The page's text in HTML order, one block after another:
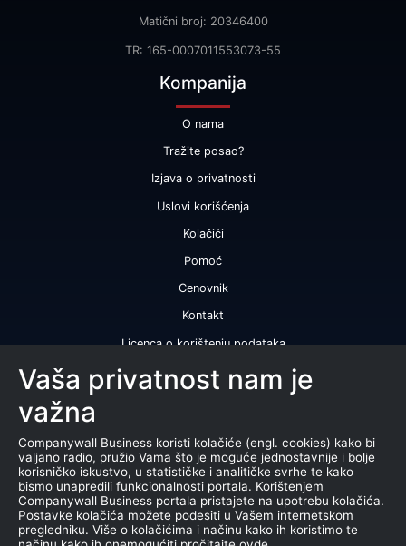
Matični broj: 20346400
TR: 165-0007011553073-55
Kompanija
O nama
Tražite posao?
Izjava o privatnosti
Uslovi korišćenja
Kolačići
Pomoć
Cenovnik
Kontakt
Licenca o korištenju podataka
Naše usluge
Bonitetni izveštaj
Sertifikat bonitetne izvrsnosti
Proizvodi
Saradnja sa registrom APR
Vaša privatnost nam je
važna
Companywall Business koristi kolačiće (engl. cookies) kako bi
valjano radio, pružio Vama što je moguće jednostavnije i bolje
korisničko iskustvo, u statističke i analitičke svrhe te kako
bismo unapredili funkcionalnosti portala. Korištenjem
Companywall Business portala pristajete na upotrebu kolačića.
Postavke kolačića možete podesiti u Vašem internetskom
pregledniku. Više o kolačićima i načinu kako ih koristimo te